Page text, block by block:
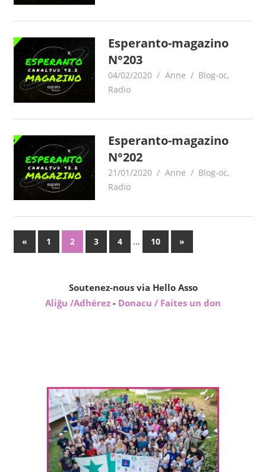
Esperanto-magazino
N°203
04/02/2020 Anne Blog-oc,
Radio
Esperanto-magazino
N°202
21/01/2020 Anne Blog-oc,
Radio
Posts
«Previous
Posts
1 2 3 4 … 10
Next
Posts
»
Soutenez-nous via Hello Asso
Aliĝu /Adhérez - Donacu / Faites un don